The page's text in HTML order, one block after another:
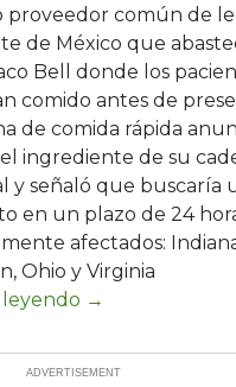
proveedor común de
de México que
Bell donde los
comido antes de
de comida rápida
ingrediente de su
y señaló que buscaría
en un plazo de 24
afectados:
Ohio y Virginia